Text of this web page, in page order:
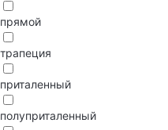
прямой
трапеция
приталенный
полуприталенный